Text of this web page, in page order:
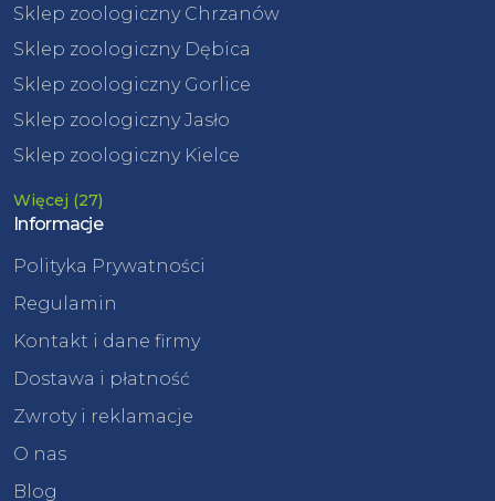
Sklep zoologiczny Chrzanów
Sklep zoologiczny Dębica
Sklep zoologiczny Gorlice
Sklep zoologiczny Jasło
Sklep zoologiczny Kielce
Więcej (27)
Informacje
Polityka Prywatności
Regulamin
Kontakt i dane firmy
Dostawa i płatność
Zwroty i reklamacje
O nas
Blog